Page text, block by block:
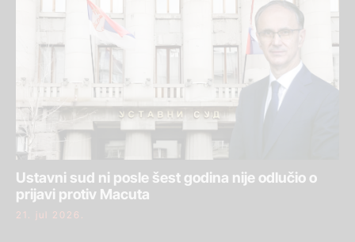
Ustavni sud ni posle šest godina nije odlučio o
prijavi protiv Macuta
21. jul 2026.